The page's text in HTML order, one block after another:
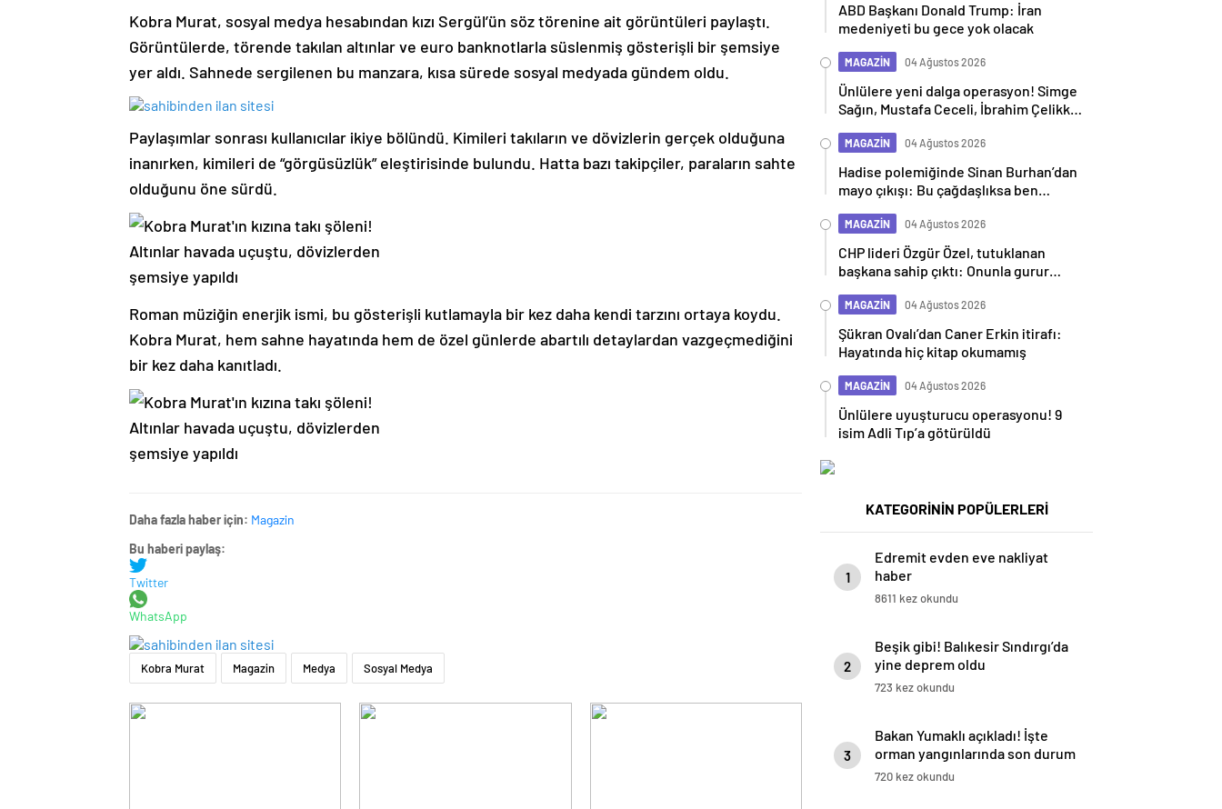
Kobra Murat, sosyal medya hesabından kızı Sergül’ün söz törenine ait görüntüleri paylaştı.
Görüntülerde, törende takılan altınlar ve euro banknotlarla süslenmiş gösterişli bir şemsiye
yer aldı. Sahnede sergilenen bu manzara, kısa sürede sosyal medyada gündem oldu.
Paylaşımlar sonrası kullanıcılar ikiye bölündü. Kimileri takıların ve dövizlerin gerçek olduğuna
inanırken, kimileri de “görgüsüzlük” eleştirisinde bulundu. Hatta bazı takipçiler, paraların sahte
olduğunu öne sürdü.
Roman müziğin enerjik ismi, bu gösterişli kutlamayla bir kez daha kendi tarzını ortaya koydu.
Kobra Murat, hem sahne hayatında hem de özel günlerde abartılı detaylardan vazgeçmediğini
bir kez daha kanıtladı.
Daha fazla haber için: Magazin
Bu haberi paylaş:
Twitter
WhatsApp
Kobra Murat Magazin Medya Sosyal Medya
ABD Başkanı Donald Trump: İran
medeniyeti bu gece yok olacak
MAGAZİN 04 Ağustos 2026
Ünlülere yeni dalga operasyon! Simge
Sağın, Mustafa Ceceli, İbrahim Çelikkol
MAGAZİN 04 Ağustos 2026
Hadise polemiğinde Sinan Burhan’dan
mayo çıkışı: Bu çağdaşlıksa ben
MAGAZİN 04 Ağustos 2026
CHP lideri Özgür Özel, tutuklanan
başkana sahip çıktı: Onunla gurur
MAGAZİN 04 Ağustos 2026
Şükran Ovalı’dan Caner Erkin itirafı:
Hayatında hiç kitap okumamış
MAGAZİN 04 Ağustos 2026
Ünlülere uyuşturucu operasyonu! 9
isim Adli Tıp’a götürüldü
KATEGORİNİN POPÜLERLERİ
1
Edremit evden eve nakliyat
haber
8611 kez okundu
2
Beşik gibi! Balıkesir Sındırgı’da
yine deprem oldu
723 kez okundu
3
Bakan Yumaklı açıkladı! İşte
orman yangınlarında son durum
720 kez okundu